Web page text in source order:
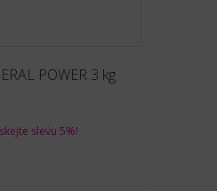
POWER 3 kg
slevu 5%!